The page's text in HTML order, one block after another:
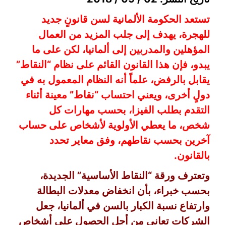
تستعد الحكومة الألمانية لسن قانونٍ جديد
للهجرة، يهدف إلى جلب المزيد من العمال
المؤهلين والمدربين إلى ألمانيا، لكن على ما
يبدو، فإن هذا القانون القائم على نظام “النقاط”
يقابل بالرفض، علماً أنه النظام المعمول به في
دولٍ أخرى، ويعني احتساب “نقاط” معينة أثناء
التقدم بطلب الفيزا، بحسب مهارات كل
شخص، ما يعطي الأولوية لأشخاص على حساب
آخرين بحسب نقاطهم، وفق معاير تحدد
بالقانون.
وتعترف ورقة “النقاط الأساسية” الجديدة،
بحسب خبراء، بأن انخفاض معدلات البطالة
وارتفاع نسبة الكبار بالسن في ألمانيا، جعل
الشركات تعاني من أجل الحصول على أشخاص